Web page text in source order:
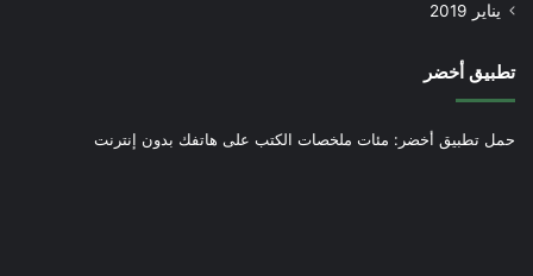
يناير 2019
تطبيق أخضر
حمل تطبيق أخضر: مئات ملخصات الكتب على هاتفك بدون إنترنت